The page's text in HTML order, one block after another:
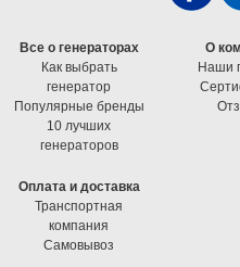
Все о генераторах
Как выбрать
генератор
Популярные бренды
10 лучших
генераторов
О
Наши
Оплата и доставка
Транспортная
компания
Самовывоз